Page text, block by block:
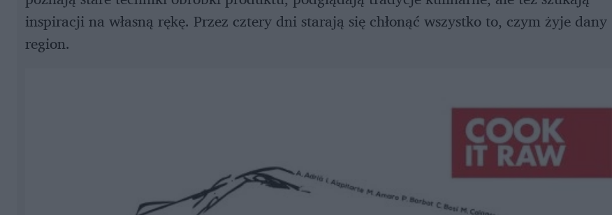
inspiracji na własną rękę. Przez cztery dni starają się chłonąć wszystko to, czym żyje dany
region.